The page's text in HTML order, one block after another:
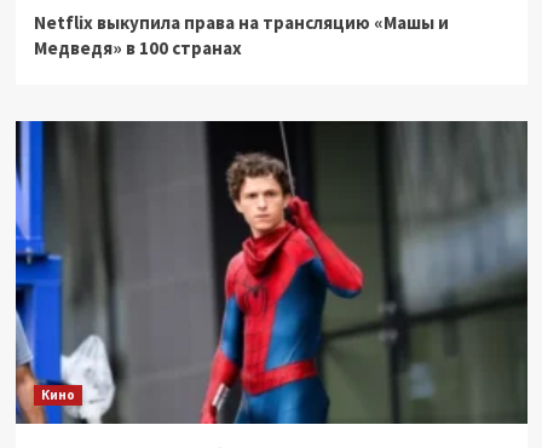
Netflix выкупила права на трансляцию «Машы и
Медведя» в 100 странах
Кино